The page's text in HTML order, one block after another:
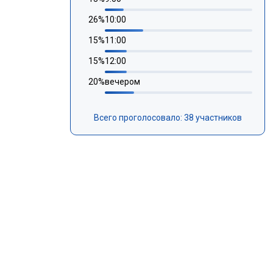
26%10:00
15%11:00
15%12:00
20%вечером
Всего проголосовало: 38 участников